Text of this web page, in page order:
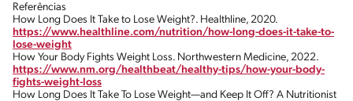
Referências
How Long Does It Take to Lose Weight?. Healthline, 2020.
https://www.healthline.com/nutrition/how-long-does-it-take-to-
lose-weight
How Your Body Fights Weight Loss. Northwestern Medicine, 2022.
https://www.nm.org/healthbeat/healthy-tips/how-your-body-
fights-weight-loss
How Long Does It Take To Lose Weight—and Keep It Off? A Nutritionist